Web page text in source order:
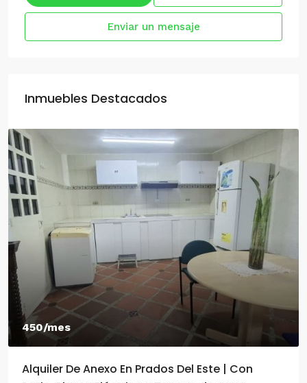
Enviar un mensaje
Inmuebles Destacados
Prados Del Este | Con
550/mes
Alquiler De Anexo En